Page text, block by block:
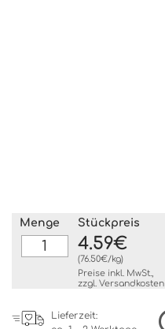
Menge Stückpreis
4.59€
(76.50€/kg)
Preise inkl. MwSt.,
zzgl. Versandkosten
Lieferzeit: